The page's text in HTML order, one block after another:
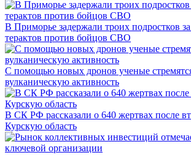
В Приморье задержали троих подростков
терактов против бойцов СВО
С помощью новых дронов ученые стремятся
вулканическую активность
В СК РФ рассказали о 640 жертвах после
Курскую область